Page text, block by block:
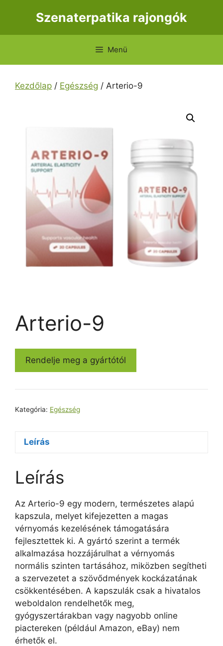
Szenaterpatika rajongók
Menü
Kezdőlap / Egészség / Arterio-9
Arterio-9
Rendelje meg a gyártótól
Kategória: Egészség
Leírás
Leírás
Az Arterio-9 egy modern, természetes alapú
kapszula, melyet kifejezetten a magas
vérnyomás kezelésének támogatására
fejlesztettek ki. A gyártó szerint a termék
alkalmazása hozzájárulhat a vérnyomás
normális szinten tartásához, miközben segítheti
a szervezetet a szövődmények kockázatának
csökkentésében. A kapszulák csak a hivatalos
weboldalon rendelhetők meg,
gyógyszertárakban vagy nagyobb online
piactereken (például Amazon, eBay) nem
érhetők el.